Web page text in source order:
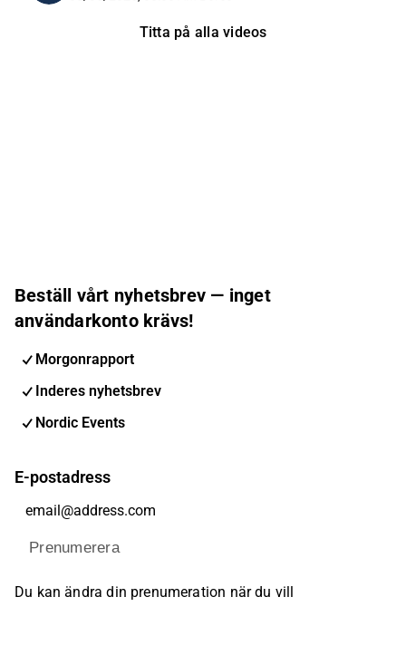
Titta på alla videos
Beställ vårt nyhetsbrev — inget
användarkonto krävs!
Morgonrapport
Inderes nyhetsbrev
Nordic Events
E-postadress
Prenumerera
Du kan ändra din prenumeration när du vill